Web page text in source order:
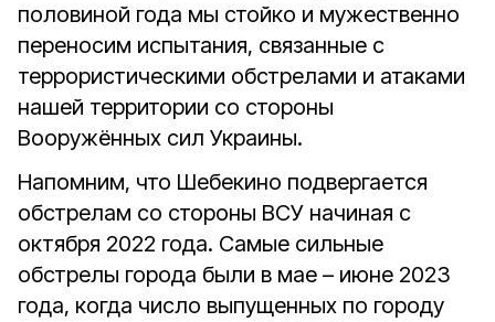
половиной года мы стойко и мужественно
переносим испытания, связанные с
террористическими обстрелами и атаками
нашей территории со стороны
Вооружённых сил Украины.
Напомним, что Шебекино подвергается
обстрелам со стороны ВСУ начиная с
октября 2022 года. Самые сильные
обстрелы города были в мае – июне 2023
года, когда число выпущенных по городу